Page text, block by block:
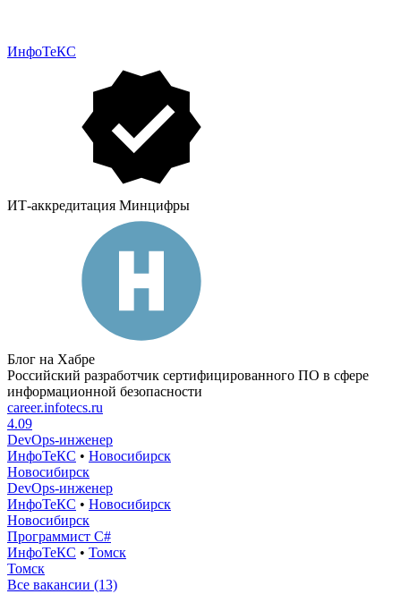
ИнфоТеКС
ИТ-аккредитация Минцифры
Блог на Хабре
Российский разработчик сертифицированного ПО в сфере
информационной безопасности
career.infotecs.ru
4.09
DevOps-инженер
ИнфоТеКС • Новосибирск
Новосибирск
DevOps-инженер
ИнфоТеКС • Новосибирск
Новосибирск
Программист C#
ИнфоТеКС • Томск
Томск
Все вакансии (13)